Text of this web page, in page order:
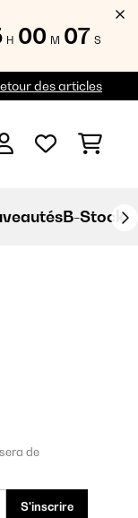
H 00 M 06 S
des articles
B-Stock
de
S'inscrire